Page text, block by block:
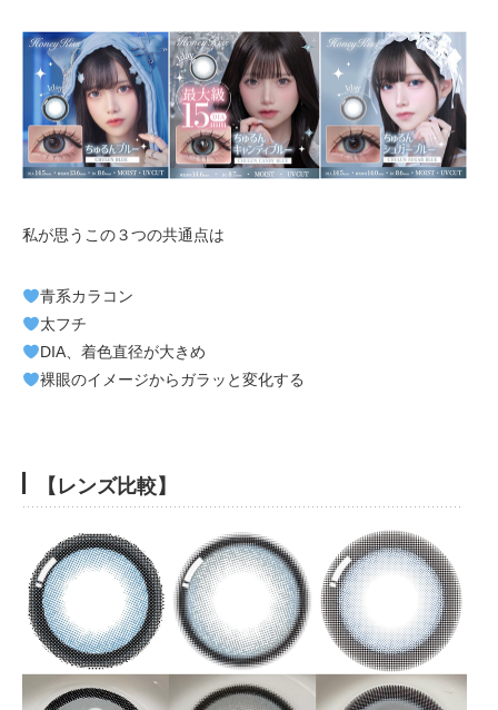
私が思うこの３つの共通点は
青系カラコン
太フチ
DIA、着色直径が大きめ
裸眼のイメージからガラッと変化する
【レンズ比較】